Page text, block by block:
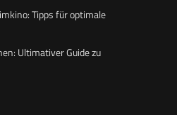
Tipps für optimale
Ultimativer Guide zu